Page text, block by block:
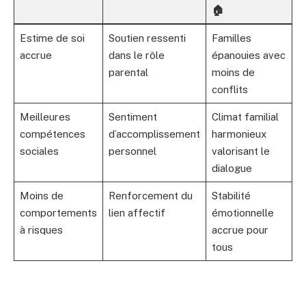
🏠
Estime de soi
accrue
Soutien ressenti
dans le rôle
parental
Familles
épanouies avec
moins de
conflits
Meilleures
compétences
sociales
Sentiment
d’accomplissement
personnel
Climat familial
harmonieux
valorisant le
dialogue
Moins de
comportements
à risques
Renforcement du
lien affectif
Stabilité
émotionnelle
accrue pour
tous